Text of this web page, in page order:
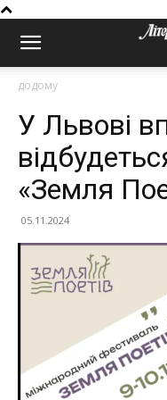
додому
У Львові
«Земля
05.11.2024